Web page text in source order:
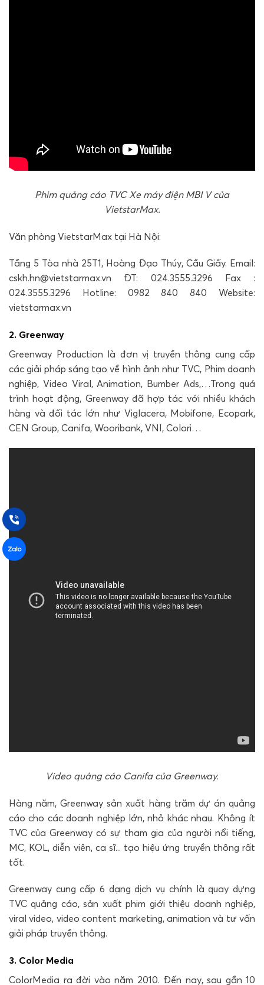
Phim quảng cáo TVC Xe máy điện MBI V của
VietstarMax.
Văn phòng VietstarMax tại Hà Nội:
Tầng 5 Tòa nhà 25T1, Hoàng Đạo Thúy, Cầu Giấy. Email:
cskh.hn@vietstarmax.vn ĐT: 024.3555.3296 Fax :
024.3555.3296 Hotline: 0982 840 840 Website:
vietstarmax.vn
2. Greenway
Greenway Production là đơn vị truyền thông cung cấp
các giải pháp sáng tạo về hình ảnh như TVC, Phim doanh
nghiệp, Video Viral, Animation, Bumber Ads,…Trong quá
trình hoạt động, Greenway đã hợp tác với nhiều khách
hàng và đối tác lớn như Viglacera, Mobifone, Ecopark,
CEN Group, Canifa, Wooribank, VNI, Colori…
Video quảng cáo Canifa của Greenway.
Hàng năm, Greenway sản xuất hàng trăm dự án quảng
cáo cho các doanh nghiệp lớn, nhỏ khác nhau. Không ít
TVC của Greenway có sự tham gia của người nổi tiếng,
MC, KOL, diễn viên, ca sĩ... tạo hiệu ứng truyền thông rất
tốt.
Greenway cung cấp 6 dạng dịch vụ chính là quay dựng
TVC quảng cáo, sản xuất phim giới thiệu doanh nghiệp,
viral video, video content marketing, animation và tư vấn
giải pháp truyền thông.
3. Color Media
ColorMedia ra đời vào năm 2010. Đến nay, sau gần 10